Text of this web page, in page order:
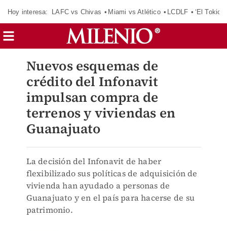
Hoy interesa: LAFC vs Chivas Miami vs Atlético LCDLF ‘El Tokio’
Nuevos esquemas de
crédito del Infonavit
impulsan compra de
terrenos y viviendas en
Guanajuato
La decisión del Infonavit de haber
flexibilizado sus políticas de adquisición de
vivienda han ayudado a personas de
Guanajuato y en el país para hacerse de su
patrimonio.